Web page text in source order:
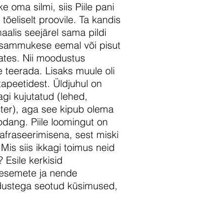
oma silmi, siis Piile pani
proovile. Ta kandis
seejärel sama pildi
eemal või pisut
Nii moodustus
teerada. Lisaks muule oli
Üldjuhul on
kujutatud (lehed,
aga see kipub olema
Piile loomingut on
sest miski
siis ikkagi toimus neid
Esile kerkisid
ja nende
seotud küsimused,